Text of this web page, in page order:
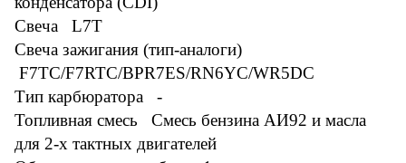
Свеча L7T
Свеча зажигания (тип-аналоги)
F7TC/F7RTC/BPR7ES/RN6YC/WR5DC
Тип карбюратора -
Топливная смесь Смесь бензина АИ92 и масла
для 2-х тактных двигателей